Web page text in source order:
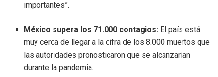
importantes”.
México supera los 71.000 contagios: El país está
muy cerca de llegar a la cifra de los 8.000 muertos que
las autoridades pronosticaron que se alcanzarían
durante la pandemia.